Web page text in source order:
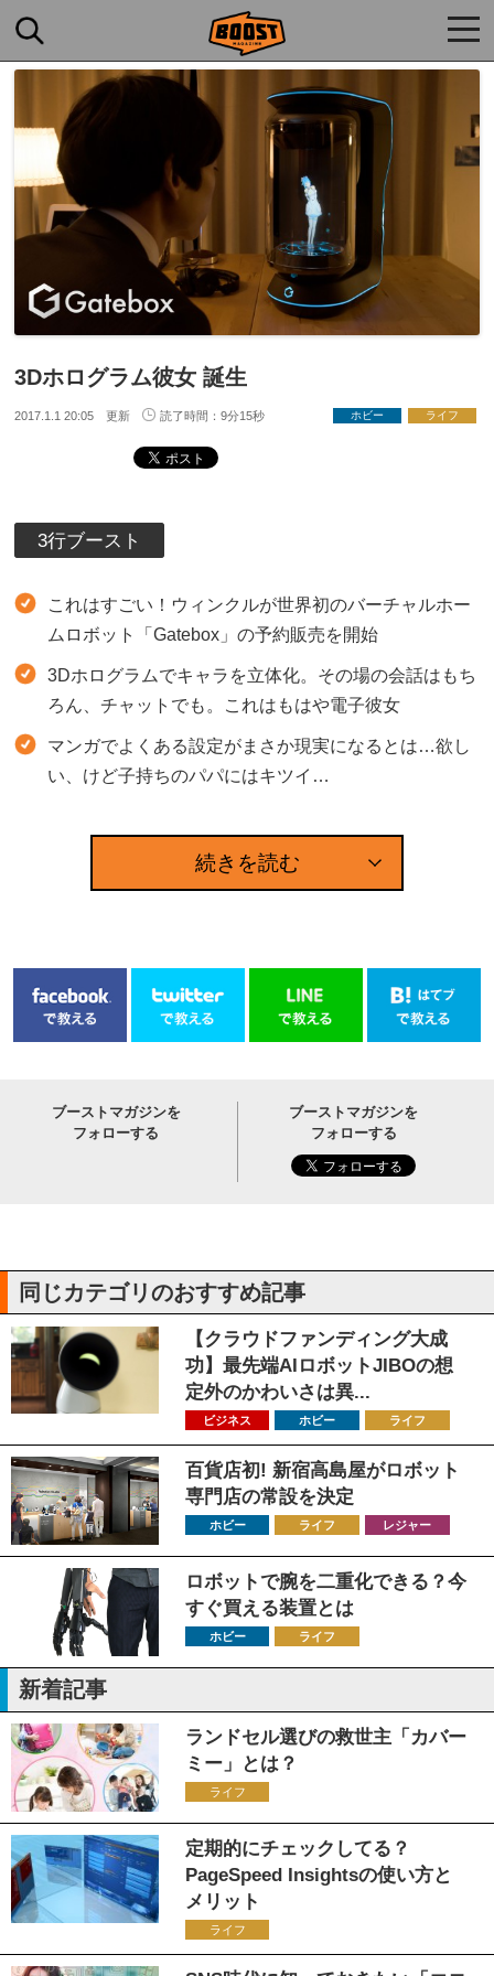
3Dホログラム彼女 誕生
2017.1.1 20:05 更新 読了時間：9分15秒 ホビー ライフ
3行ブースト
これはすごい！ウィンクルが世界初のバーチャルホー
ムロボット「Gatebox」の予約販売を開始
3Dホログラムでキャラを立体化。その場の会話はもち
ろん、チャットでも。これはもはや電子彼女
マンガでよくある設定がまさか現実になるとは…欲し
い、けど子持ちのパパにはキツイ…
続きを読む
ブーストマガジンを
フォローする
ブーストマガジンを
フォローする
同じカテゴリのおすすめ記事
【クラウドファンディング大成
功】最先端AIロボットJIBOの想
定外のかわいさは異...
ビジネス ホビー ライフ
百貨店初! 新宿高島屋がロボット
専門店の常設を決定
ホビー ライフ レジャー
ロボットで腕を二重化できる？今
すぐ買える装置とは
ホビー ライフ
新着記事
ランドセル選びの救世主「カバー
ミー」とは？
ライフ
定期的にチェックしてる？
PageSpeed Insightsの使い方と
メリット
ライフ